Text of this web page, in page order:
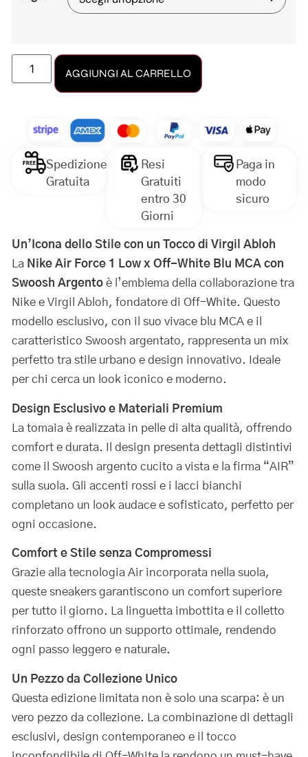
AGGIUNGI AL CARRELLO
Spedizione
Gratuita
Resi
Gratuiti
entro 30
Giorni
Paga in
modo
sicuro
Un’Icona dello Stile con un Tocco di Virgil Abloh
La Nike Air Force 1 Low x Off-White Blu MCA con
Swoosh Argento è l’emblema della collaborazione tra
Nike e Virgil Abloh, fondatore di Off-White. Questo
modello esclusivo, con il suo vivace blu MCA e il
caratteristico Swoosh argentato, rappresenta un mix
perfetto tra stile urbano e design innovativo. Ideale
per chi cerca un look iconico e moderno.
Design Esclusivo e Materiali Premium
La tomaia è realizzata in pelle di alta qualità, offrendo
comfort e durata. Il design presenta dettagli distintivi
come il Swoosh argento cucito a vista e la firma “AIR”
sulla suola. Gli accenti rossi e i lacci bianchi
completano un look audace e sofisticato, perfetto per
ogni occasione.
Comfort e Stile senza Compromessi
Grazie alla tecnologia Air incorporata nella suola,
queste sneakers garantiscono un comfort superiore
per tutto il giorno. La linguetta imbottita e il colletto
rinforzato offrono un supporto ottimale, rendendo
ogni passo leggero e naturale.
Un Pezzo da Collezione Unico
Questa edizione limitata non è solo una scarpa: è un
vero pezzo da collezione. La combinazione di dettagli
esclusivi, design contemporaneo e il tocco